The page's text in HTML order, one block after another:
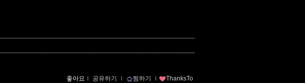
좋아요 ｌ 공유하기 ｌ 찜하기 ｌ ThanksTo